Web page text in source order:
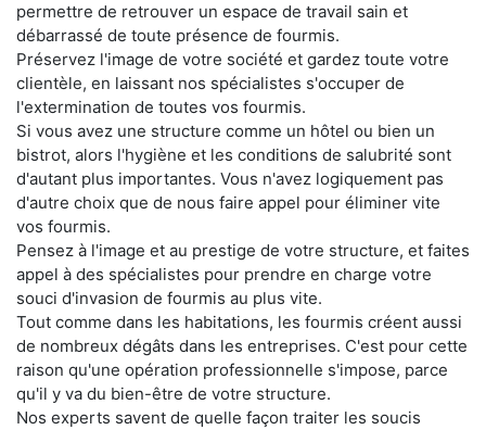
permettre de retrouver un espace de travail sain et
débarrassé de toute présence de fourmis.
Préservez l'image de votre société et gardez toute votre
clientèle, en laissant nos spécialistes s'occuper de
l'extermination de toutes vos fourmis.
Si vous avez une structure comme un hôtel ou bien un
bistrot, alors l'hygiène et les conditions de salubrité sont
d'autant plus importantes. Vous n'avez logiquement pas
d'autre choix que de nous faire appel pour éliminer vite
vos fourmis.
Pensez à l'image et au prestige de votre structure, et faites
appel à des spécialistes pour prendre en charge votre
souci d'invasion de fourmis au plus vite.
Tout comme dans les habitations, les fourmis créent aussi
de nombreux dégâts dans les entreprises. C'est pour cette
raison qu'une opération professionnelle s'impose, parce
qu'il y va du bien-être de votre structure.
Nos experts savent de quelle façon traiter les soucis